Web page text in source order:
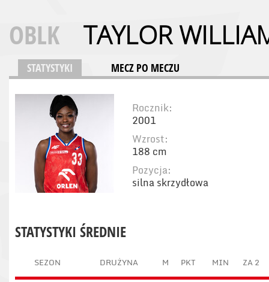
OBLK TAYLOR
STATYSTYKI MECZ PO MECZU
Rocznik:
2001
Wzrost:
188 cm
Pozycja:
silna skrzydłowa
STATYSTYKI ŚREDNIE
SEZON DRUŻYNA M PKT MIN ZA 2